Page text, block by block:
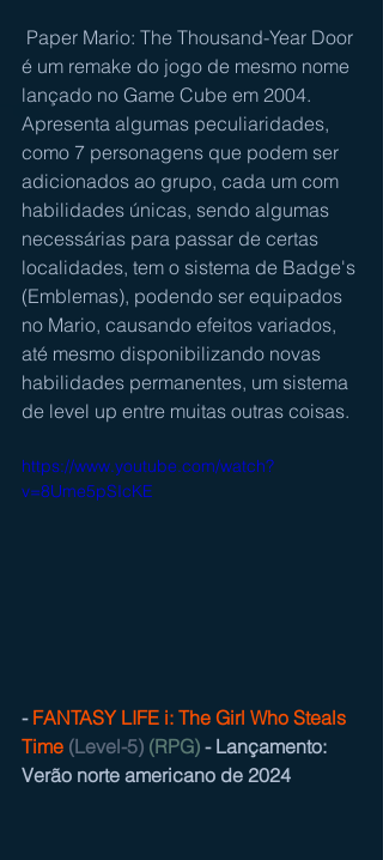
é um remake do jogo de mesmo nome
lançado no Game Cube em 2004.
Apresenta algumas peculiaridades,
como 7 personagens que podem ser
adicionados ao grupo, cada um com
habilidades únicas, sendo algumas
necessárias para passar de certas
localidades, tem o sistema de Badge's
(Emblemas), podendo ser equipados
no Mario, causando efeitos variados,
até mesmo disponibilizando novas
habilidades permanentes, um sistema
de level up entre muitas outras coisas.
https://www.youtube.com/watch?
v=8Ume5pSIcKE
- FANTASY LIFE i: The Girl Who Steals
Time (Level-5) (RPG) - Lançamento:
Verão norte americano de 2024